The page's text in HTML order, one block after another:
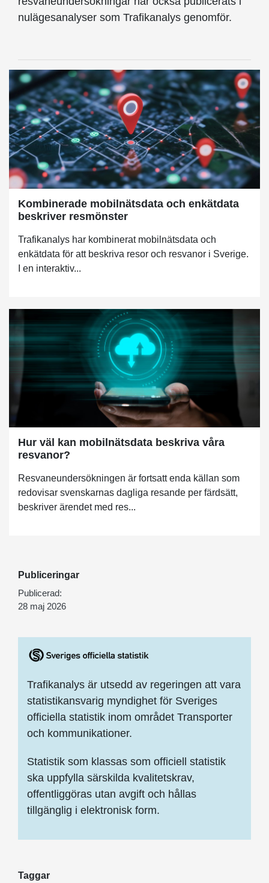
nulägesanalyser som Trafikanalys genomför.
Kombinerade mobilnätsdata och enkätdata
beskriver resmönster
Trafikanalys har kombinerat mobilnätsdata och
enkätdata för att beskriva resor och resvanor i Sverige.
I en interaktiv...
Hur väl kan mobilnätsdata beskriva våra
resvanor?
Resvaneundersökningen är fortsatt enda källan som
redovisar svenskarnas dagliga resande per färdsätt,
beskriver ärendet med res...
Publiceringar
Publicerad:
28 maj 2026
Trafikanalys är utsedd av regeringen att vara
statistikansvarig myndighet för Sveriges
officiella statistik inom området Transporter
och kommunikationer.
Statistik som klassas som officiell statistik
ska uppfylla särskilda kvalitetskrav,
offentliggöras utan avgift och hållas
tillgänglig i elektronisk form.
Taggar